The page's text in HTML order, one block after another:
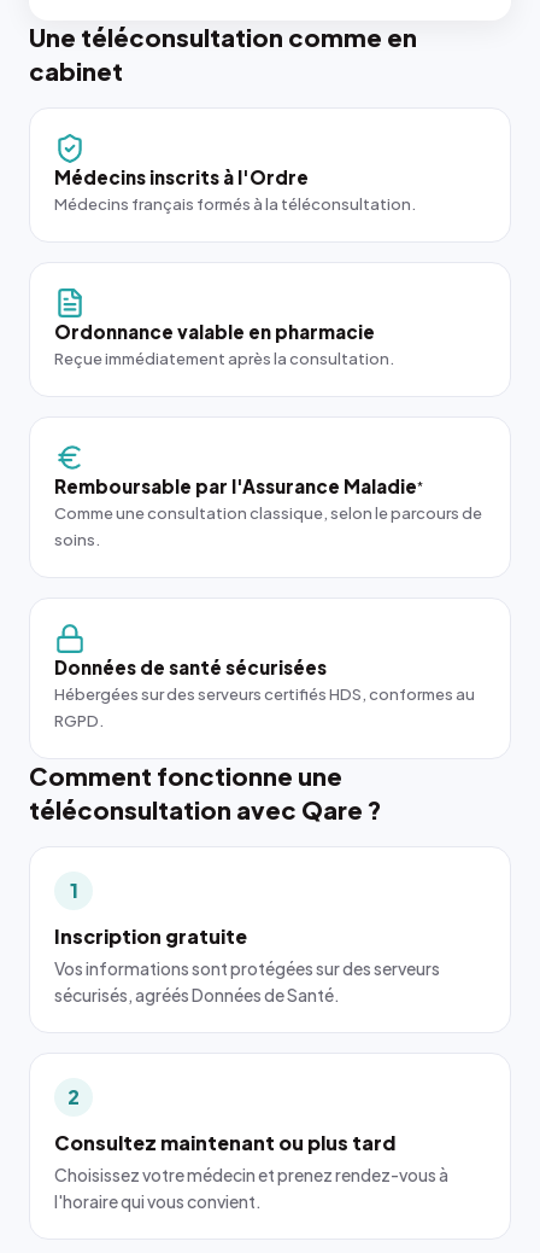
Une téléconsultation comme en
cabinet
Médecins inscrits à l'Ordre
Médecins français formés à la téléconsultation.
Ordonnance valable en pharmacie
Reçue immédiatement après la consultation.
Remboursable par l'Assurance Maladie*
Comme une consultation classique, selon le parcours de
soins.
Données de santé sécurisées
Hébergées sur des serveurs certifiés HDS, conformes au
RGPD.
Comment fonctionne une
téléconsultation avec Qare ?
1
Inscription gratuite
Vos informations sont protégées sur des serveurs
sécurisés, agréés Données de Santé.
2
Consultez maintenant ou plus tard
Choisissez votre médecin et prenez rendez-vous à
l'horaire qui vous convient.